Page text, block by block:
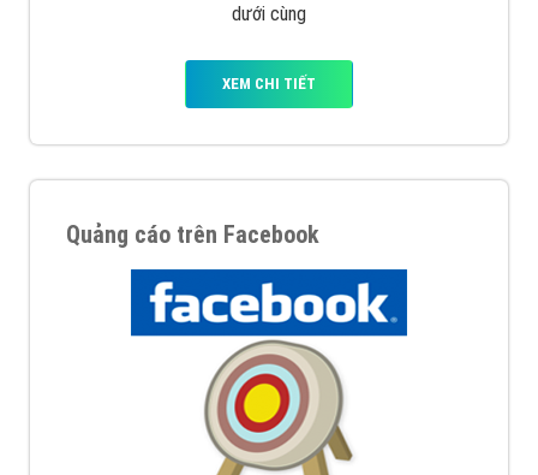
dưới cùng
XEM CHI TIẾT
Quảng cáo trên Facebook